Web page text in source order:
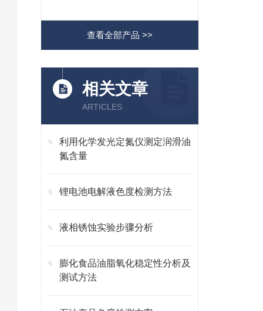
查看全部产品 >>
相关文章
ARTICLES
利用化学发光定氮仪测定润滑油
氮含量
锂电池电解液色度检测方法
液相锈蚀实验步骤分析
膨化食品油脂氧化稳定性分析及
测试方法